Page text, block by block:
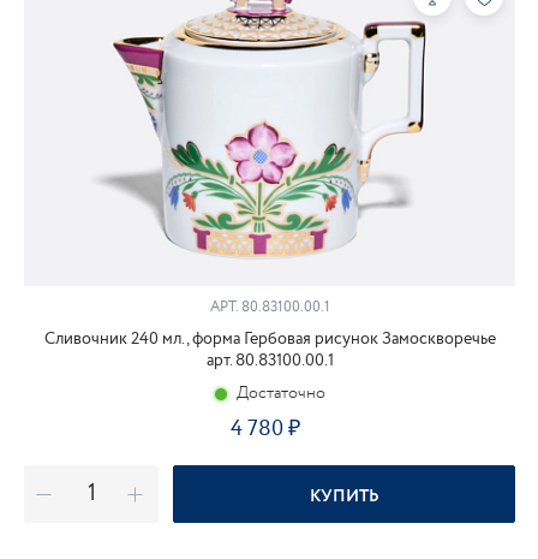
АРТ.80.83100.00.1
Сливочник 240 мл., форма Гербовая рисунок Замоскворечье
арт. 80.83100.00.1
Достаточно
4 780
КУПИТЬ